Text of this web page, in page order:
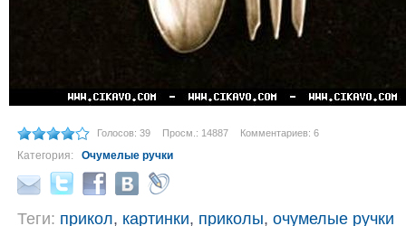
Голосов: 39 Просм.: 14887 Комментариев: 6
Категория: Очумелые ручки
Теги: прикол, картинки, приколы, очумелые ручки